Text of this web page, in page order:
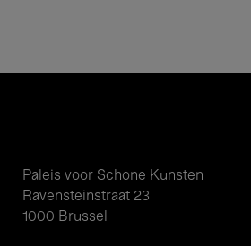
Paleis voor Schone Kunsten
Ravensteinstraat 23
1000 Brussel